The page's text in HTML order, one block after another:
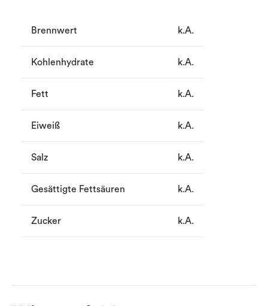
Brennwert k.A.
Kohlenhydrate k.A.
Fett k.A.
Eiweiß k.A.
Salz k.A.
Gesättigte Fettsäuren k.A.
Zucker k.A.